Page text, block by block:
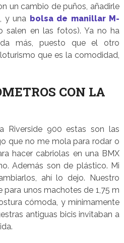
un cambio de puños, añadirle
y una bolsa de manillar M-
salen en las fotos). Ya no ha
más, puesto que el otro
que es la comodidad,
CON LA
Riverside 900 estas son las
que no me mola para rodar o
hacer cabriolas en una BMX
Además son de plástico. Mi
ahí lo dejo. Nuestro
unos machotes de 1,75 m
cómoda, y mínimamente
antiguas bicis invitaban a